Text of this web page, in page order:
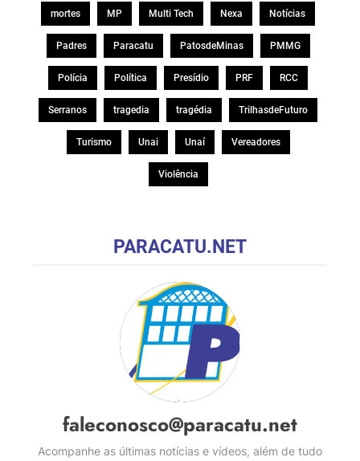
mortes MP Multi Tech Nexa Notícias
Padres Paracatu PatosdeMinas PMMG
Polícia Política Presídio PRF RCC
Serranos tragedia tragédia TrilhasdeFuturo
Turismo Unai Unaí Vereadores
Violência
PARACATU.NET
faleconosco@paracatu.net
Acompanhe as últimas notícias e vídeos, além de tudo